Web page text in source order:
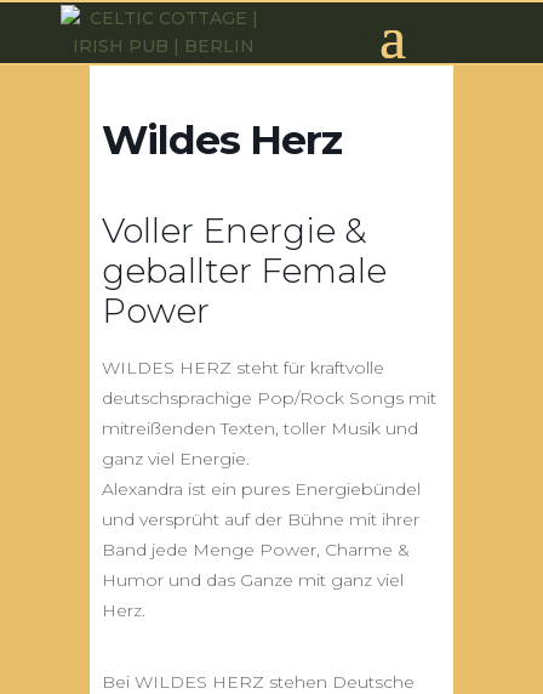
Wildes Herz
Voller Energie &
geballter Female
Power
WILDES HERZ steht für kraftvolle
deutschsprachige Pop/Rock Songs mit
mitreißenden Texten, toller Musik und
ganz viel Energie.
Alexandra ist ein pures Energiebündel
und versprüht auf der Bühne mit ihrer
Band jede Menge Power, Charme &
Humor und das Ganze mit ganz viel
Herz.
Bei WILDES HERZ stehen Deutsche